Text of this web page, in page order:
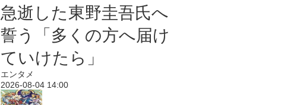
急逝した東野圭吾氏へ
誓う「多くの方へ届け
ていけたら」
エンタメ
2026-08-04 14:00